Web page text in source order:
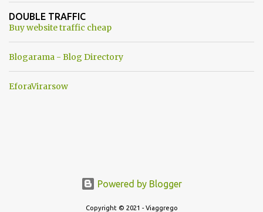
ancora una fantasia Nato o forse una "False Flag", per provocare
una guerra mondiale che difficilmente da menti sane, potrebbe
DOUBLE TRAFFIC
Buy website traffic cheap
Blogarama - Blog Directory
EforaVirarsow
Powered by Blogger
Copyright © 2021 - Viaggrego